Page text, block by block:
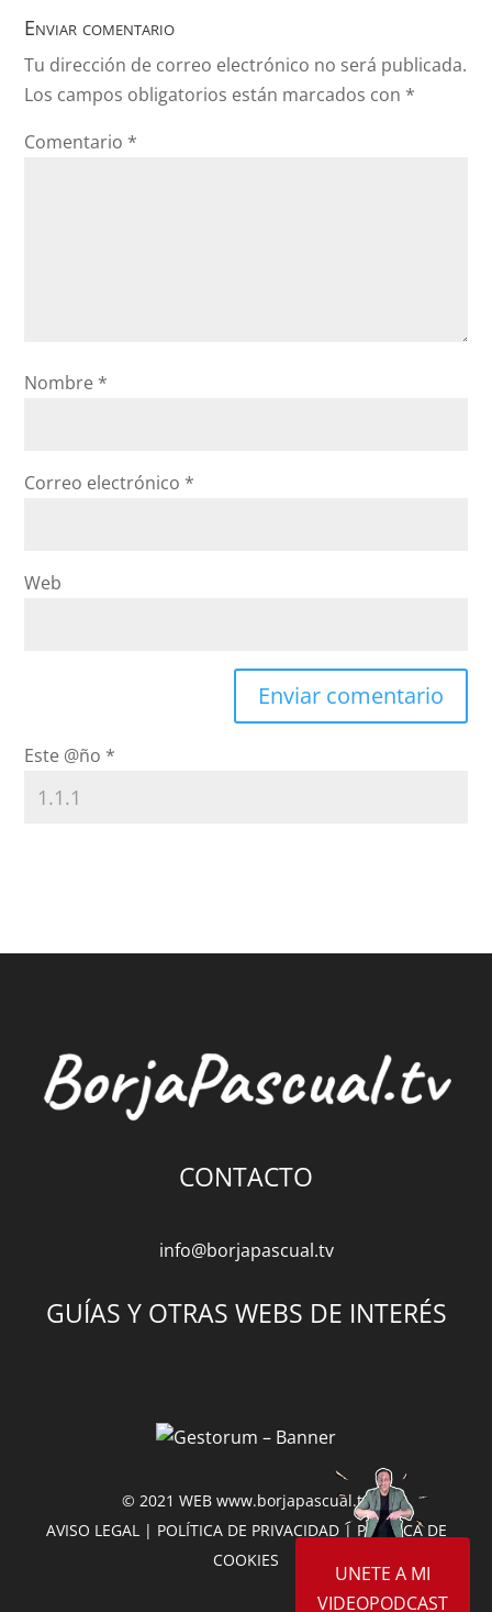
UNETE A MI
VIDEOPODCAST
Enviar comentario
Tu dirección de correo electrónico no será publicada.
Los campos obligatorios están marcados con *
Comentario *
Nombre *
Correo electrónico *
Web
Este @ño *
CONTACTO
info@borjapascual.tv
GUÍAS Y OTRAS WEBS DE INTERÉS
© 2021 WEB www.borjapascual.tv
AVISO LEGAL| POLÍTICA DE PRIVACIDAD| POLÍTICA DE
COOKIES